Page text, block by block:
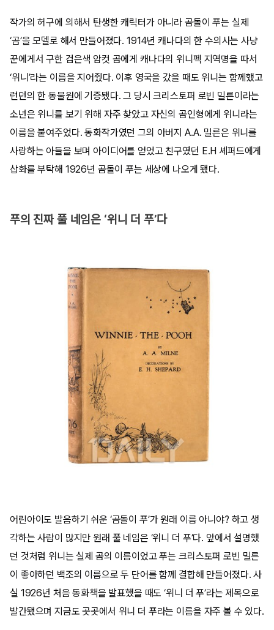
작가의 허구에 의해서 탄생한 캐릭터가 아니라 곰돌이 푸는 실제
‘곰’을 모델로 해서 만들어졌다. 1914년 캐나다의 한 수의사는 사냥
꾼에게서 구한 검은색 암컷 곰에게 캐나다의 위니펙 지역명을 따서
‘위니’라는 이름을 지어줬다. 이후 영국을 갔을 때도 위니는 함께했고
런던의 한 동물원에 기증됐다. 그 당시 크리스토퍼 로빈 밀른이라는
소년은 위니를 보기 위해 자주 찾았고 자신의 곰인형에게 위니라는
이름을 붙여주었다. 동화작가였던 그의 아버지 A.A. 밀른은 위니를
사랑하는 아들을 보며 아이디어를 얻었고 친구였던 E.H 셰퍼드에게
삽화를 부탁해 1926년 곰돌이 푸는 세상에 나오게 됐다.
푸의 진짜 풀 네임은 ‘위니 더 푸’다
어린아이도 발음하기 쉬운 ‘곰돌이 푸’가 원래 이름 아니야? 하고 생
각하는 사람이 많지만 원래 풀 네임은 ‘위니 더 푸’다. 앞에서 설명했
던 것처럼 위니는 실제 곰의 이름이었고 푸는 크리스토퍼 로빈 밀른
이 좋아하던 백조의 이름으로 두 단어를 함께 결합해 만들어졌다. 사
실 1926년 처음 동화책을 발표했을 때도 ‘위니 더 푸’라는 제목으로
발간됐으며 지금도 곳곳에서 위니 더 푸라는 이름을 자주 볼 수 있다.